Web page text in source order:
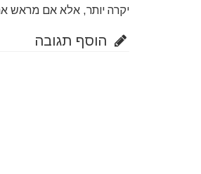
יקרה יותר, אלא אם מראש
הוסף תגובה